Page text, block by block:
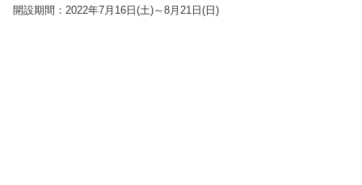
開設期間：2022年7月16日(土)～8月21日(日)